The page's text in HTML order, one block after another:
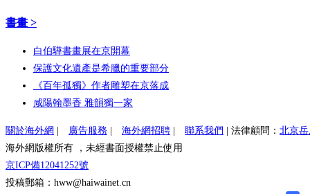
書畫 >
白伯驊書畫展在京開幕
保護文化遺產是希臘的重要部分
《百年孤獨》作者雕塑在京落成
咸陽翰墨香 雅韻獨一家
關於海外網 廣告服務 海外網招聘 聯系我們 | 法律顧問： 北京
海外網版權所有 ，未經書面授權禁止使用
京ICP備12041252號
投稿郵箱：hww@haiwainet.cn